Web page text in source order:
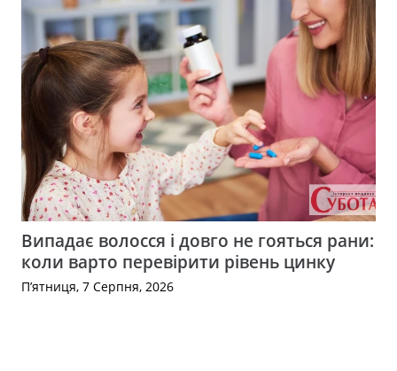
Випадає волосся і довго не гояться рани:
коли варто перевірити рівень цинку
П’ятниця, 7 Серпня, 2026